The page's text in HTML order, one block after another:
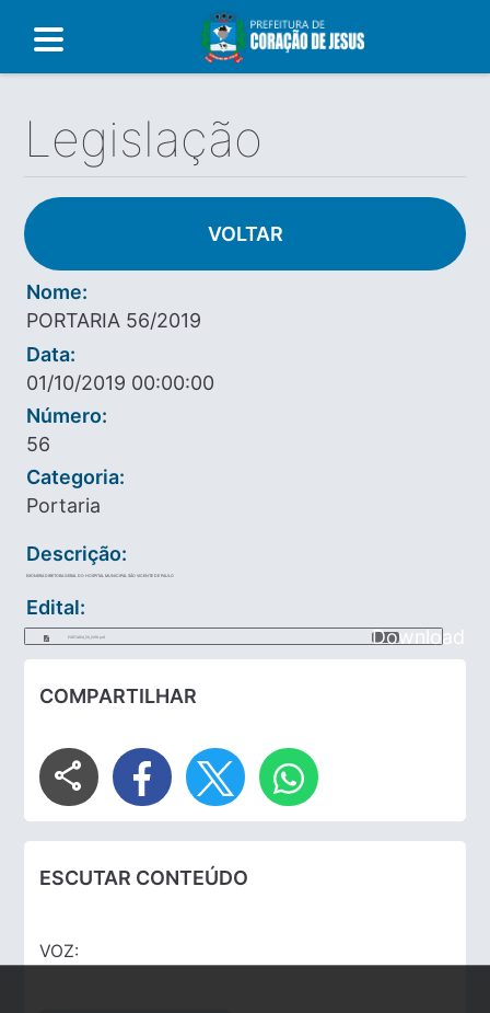
Legislação
VOLTAR
Nome:
PORTARIA 56/2019
Data:
01/10/2019 00:00:00
Número:
56
Categoria:
Portaria
Descrição:
EXONERA DIRETORA GERAL DO HOSPITAL MUNICIPAL SÃO VICENTE DE PAULO
Edital:
PORTARIA_56_2019.pdf Download
COMPARTILHAR
share
ESCUTAR CONTEÚDO
VOZ: